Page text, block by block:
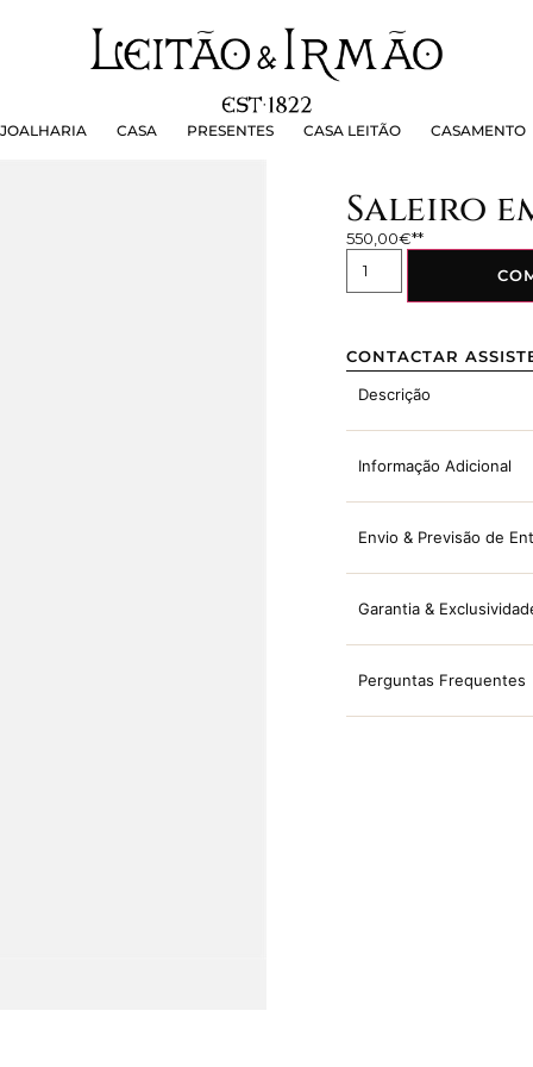
JOALHARIA CASA PRESENTES CASA LEITÃO CASAMENTO
PRESENTES CASA LEITÃO
Saleiro
550,00€
CONTACTAR
Descrição
Informação Adicional
Envio & Previsão de
Garantia &
Perguntas Frequentes